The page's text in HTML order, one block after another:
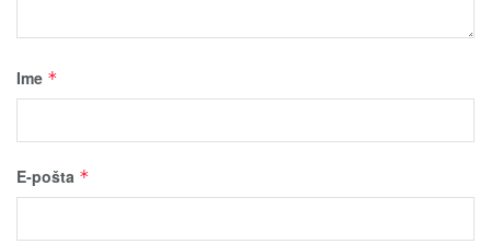
Ime *
E-pošta *